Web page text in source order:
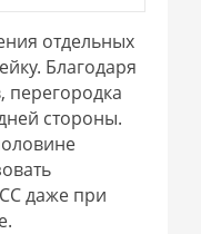
отдельных
Благодаря
перегородка
стороны.
даже при